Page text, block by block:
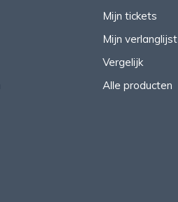
Mijn tickets
Mijn verlanglijst
Vergelijk
Alle producten